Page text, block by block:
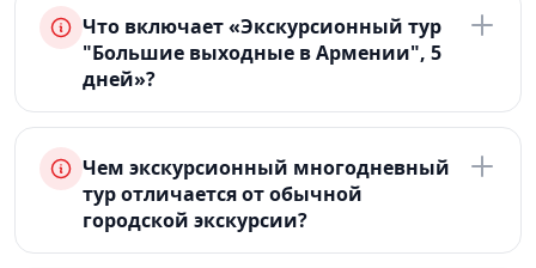
Что включает «Экскурсионный тур
"Большие выходные в Армении", 5
дней»?
Чем экскурсионный многодневный
тур отличается от обычной
городской экскурсии?